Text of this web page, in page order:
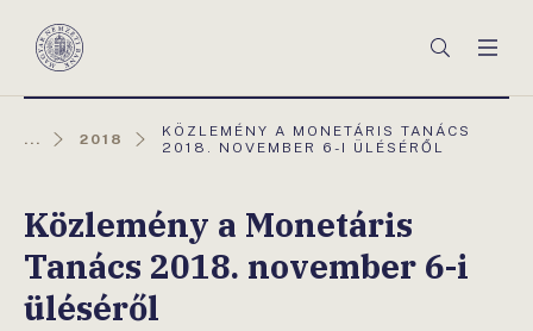
Magyar
Keresés
... 2018
AKTUÁLIS
OLDAL:
KÖZLEMÉNY A MONETÁRIS TANÁCS
2018. NOVEMBER 6-I ÜLÉSÉRŐL
Közlemény a Monetáris
Tanács 2018. november 6-i
üléséről